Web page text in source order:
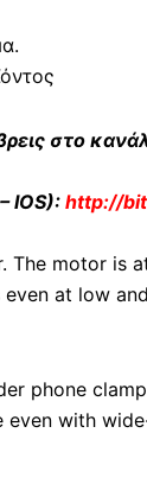
στο
IOS): http://
The motor is
at low
phone
with